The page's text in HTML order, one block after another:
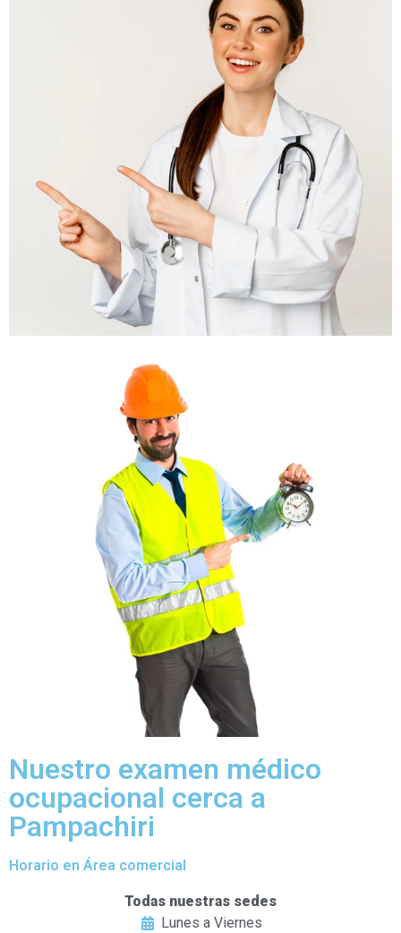
Nuestro examen médico
ocupacional cerca a
Pampachiri
Horario en Área comercial
Todas nuestras sedes
Lunes a Viernes